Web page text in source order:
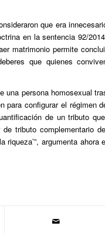
que era
en la sentencia 92/
matrimonio permite
que quienes
una persona homosexual
para configurar el régimen
de un tributo
tributo complementario
argumenta ahora